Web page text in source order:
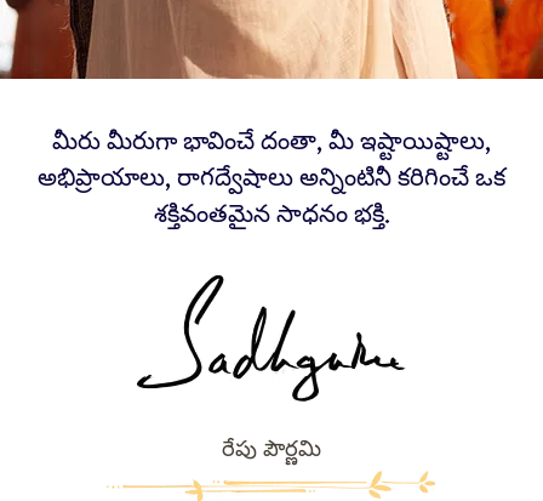
మీరు మీరుగా భావించే దంతా, మీ ఇష్టాయిష్టాలు,
అభిప్రాయాలు, రాగద్వేషాలు అన్నింటినీ కరిగించే ఒక
శక్తివంతమైన సాధనం భక్తి.
రేపు పౌర్ణమి